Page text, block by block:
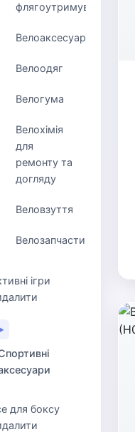
флягоутримувачі
Велоаксесуари
Велоодяг
Велогума
Велохімія
для
ремонту та
догляду
Веловзуття
Велозапчастини
ігри
для боксу